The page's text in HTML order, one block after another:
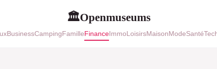
🏛Openmuseums
BusinessCampingFamilleFinanceImmoLoisirsMaisonModeSanté